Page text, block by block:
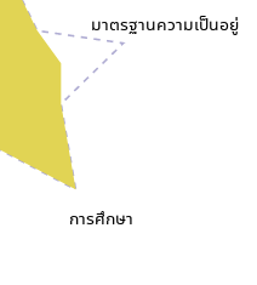
มาตรฐานความเป็นอยู่
การศึกษา